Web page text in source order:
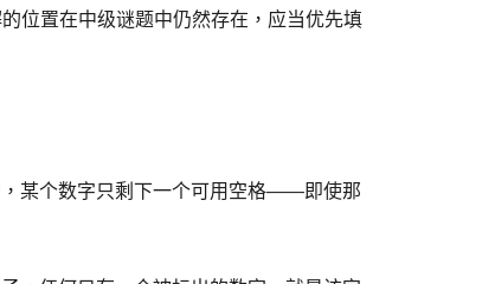
位置在中级谜题中仍然存在，应当优先填
，某个数字只剩下一个可用空格——即使那